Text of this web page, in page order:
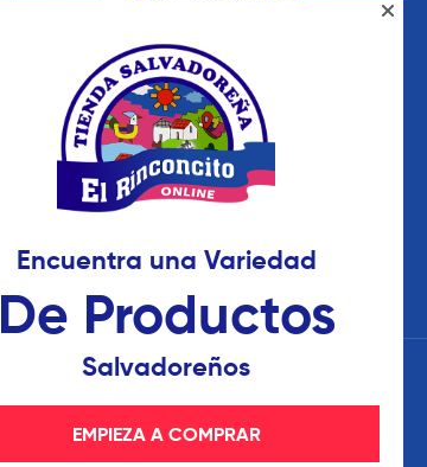
Encuentra una Variedad
De Productos
Salvadoreños
EMPIEZA A COMPRAR